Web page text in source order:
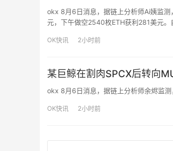
okx 8月6日消息，据链上分析师Ai姨监
元，下午做空2540枚ETH获利281美元。
OK快讯 2小时前
某巨鲸在割肉SPCX后转向
okx 8月6日消息，据链上分析师余烬监
OK快讯 2小时前